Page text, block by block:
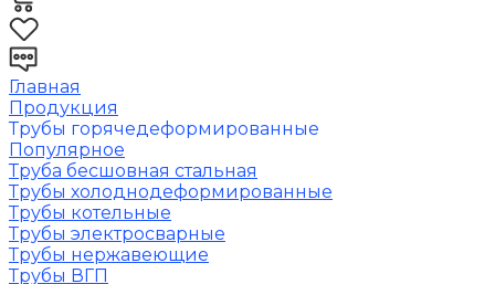
Главная
Продукция
Трубы горячедеформированные
Популярное
Труба бесшовная стальная
Трубы холоднодеформированные
Трубы котельные
Трубы электросварные
Трубы нержавеющие
Трубы ВГП